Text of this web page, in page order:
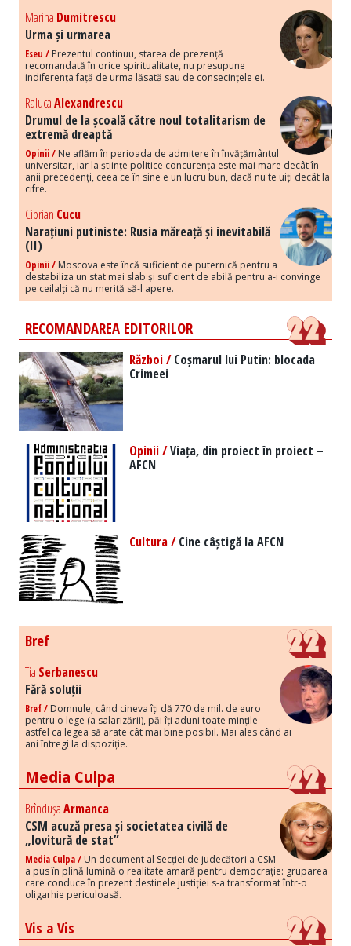
Marina Dumitrescu
Urma și urmarea
Eseu / Prezentul continuu, starea de prezență
recomandată în orice spiritualitate, nu presupune
indiferența față de urma lăsată sau de consecințele ei.
RalucaAlexandrescu
Drumul de la școală către noul totalitarism de
extremă dreaptă
Opinii / Ne aflăm în perioada de admitere în învățământul
universitar, iar la științe politice concurența este mai mare decât în
anii precedenți, ceea ce în sine e un lucru bun, dacă nu te uiți decât la
cifre.
Ciprian Cucu
Narațiuni putiniste: Rusia măreață și inevitabilă
(II)
Opinii / Moscova este încă suficient de puternică pentru a
destabiliza un stat mai slab și suficient de abilă pentru a-i convinge
pe ceilalți că nu merită să-l apere.
RECOMANDAREA EDITORILOR
Război /Coșmarul lui Putin: blocada
Crimeei
Opinii /Viața, din proiect în proiect –
AFCN
Cultura /Cine câștigă la AFCN
Bref
Tia Serbanescu
Fără soluții
Bref / Domnule, când cineva îți dă 770 de mil. de euro
pentru o lege (a salarizării), păi îți aduni toate mințile
astfel ca legea să arate cât mai bine posibil. Mai ales când ai
ani întregi la dispoziție.
Media Culpa
BrîndușaArmanca
CSM acuză presa și societatea civilă de
„lovitură de stat”
Media Culpa / Un document al Secției de judecători a CSM
a pus în plină lumină o realitate amară pentru democrație: gruparea
care conduce în prezent destinele justiției s-a transformat într-o
oligarhie periculoasă.
Vis a Vis